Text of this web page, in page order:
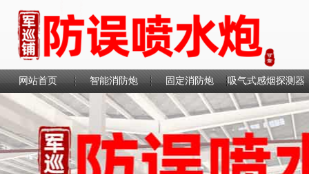
网站首页 智能消防炮 固定消防炮 吸气式感烟探测器
联系我们